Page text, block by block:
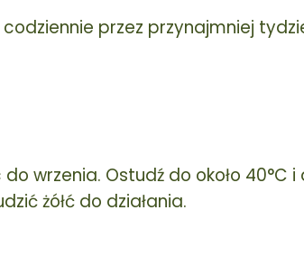
przez przynajmniej
wrzenia. Ostudź do około 40°C
żółć do działania.